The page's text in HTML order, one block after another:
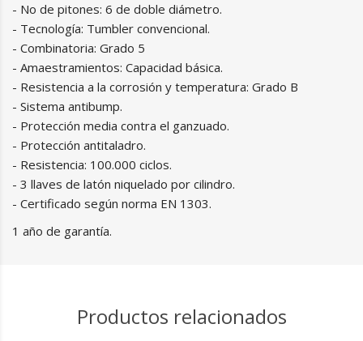
- No de pitones: 6 de doble diámetro.
- Tecnología: Tumbler convencional.
- Combinatoria: Grado 5
- Amaestramientos: Capacidad básica.
- Resistencia a la corrosión y temperatura: Grado B
- Sistema antibump.
- Protección media contra el ganzuado.
- Protección antitaladro.
- Resistencia: 100.000 ciclos.
- 3 llaves de latón niquelado por cilindro.
- Certificado según norma EN 1303.
1 año de garantía.
Productos relacionados